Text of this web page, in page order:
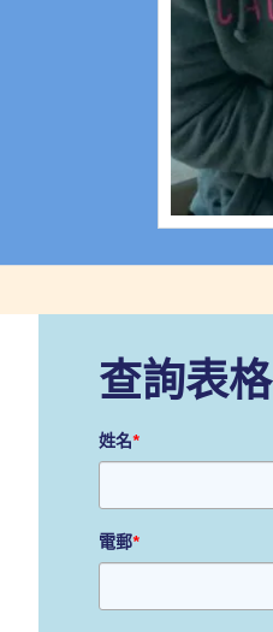
查詢表格
姓名*
電郵*